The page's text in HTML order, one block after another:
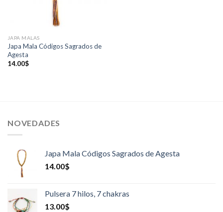
JAPA MALAS
Japa Mala Códigos Sagrados de
Agesta
14.00$
NOVEDADES
Japa Mala Códigos Sagrados de Agesta
14.00$
Pulsera 7 hilos, 7 chakras
13.00$